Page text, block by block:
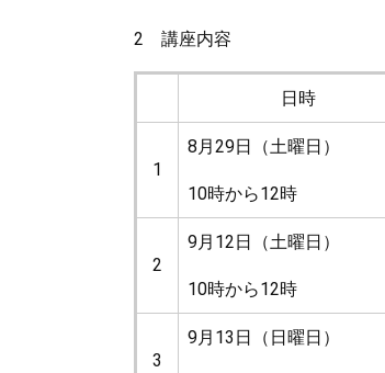
2 講座内容
日時
1
8月29日（土曜日）
10時から12時
2
9月12日（土曜日）
10時から12時
3
9月13日（日曜日）